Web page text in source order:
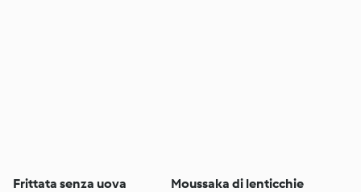
Frittata senza uova Moussaka di lenticchie